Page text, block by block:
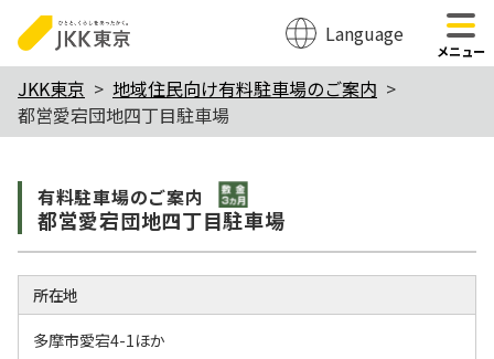
のページの本文へ移動
Language
メニュー
JKK東京
地域住民向け有料駐車場のご案内
都営愛宕団地四丁目駐車場
有料駐⾞場のご案内 敷金3か月
都営愛宕団地四丁目駐車場
所在地
多摩市愛宕4-1ほか